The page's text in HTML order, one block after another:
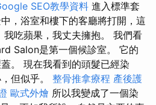
SEO教學資料 進入標準套
，浴室和樓下的客廳將打開，這
吃蘋果，我丈夫擁抱。 我們看
Salon是第一個候診室。 它的
。 現在我看到的頭髮已經染
但似乎。 整骨推拿療程 產後護
歐式外燴 所以我變成了一個染